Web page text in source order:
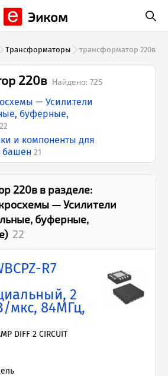
Эиком
Трансформаторы трансформатор 220в
220в Найдено:725
— Усилители
буферные,
22
и компоненты для
башен 21
220в в разделе:
— Усилители
буферные,
22
R7
2
мкс, 84МГц,
DIFF 2 CIRCUIT